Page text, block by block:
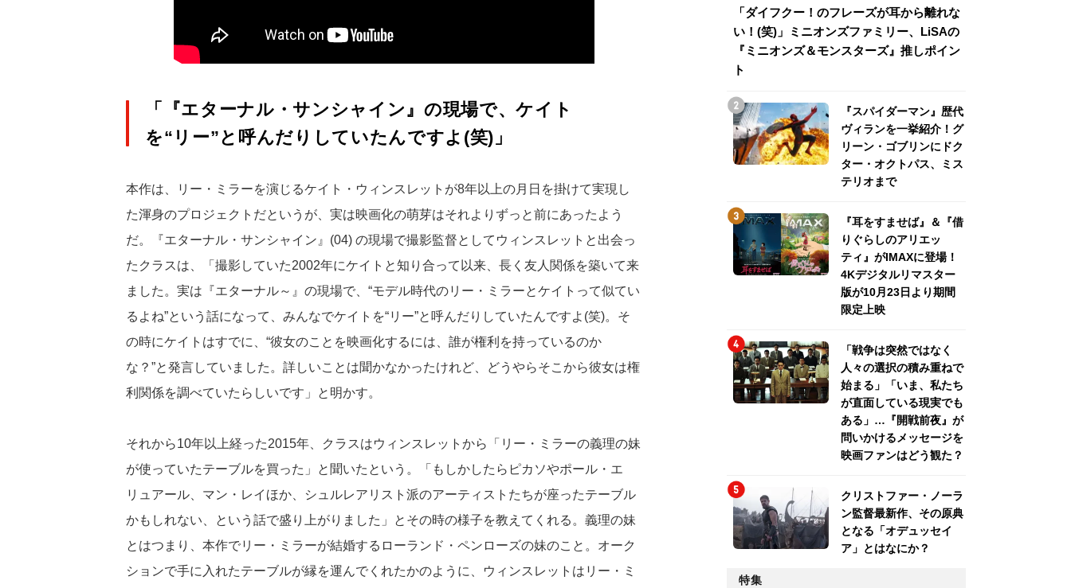
「『エターナル・サンシャイン』の現場で、ケイト
を“リー”と呼んだりしていたんですよ(笑)」
本作は、リー・ミラーを演じるケイト・ウィンスレットが8年以上の月日を掛けて実現し
た渾身のプロジェクトだというが、実は映画化の萌芽はそれよりずっと前にあったよう
だ。『エターナル・サンシャイン』(04) の現場で撮影監督としてウィンスレットと出会っ
たクラスは、「撮影していた2002年にケイトと知り合って以来、長く友人関係を築いて来
ました。実は『エターナル～』の現場で、“モデル時代のリー・ミラーとケイトって似てい
るよね”という話になって、みんなでケイトを“リー”と呼んだりしていたんですよ(笑)。そ
の時にケイトはすでに、“彼女のことを映画化するには、誰が権利を持っているのか
な？”と発言していました。詳しいことは聞かなかったけれど、どうやらそこから彼女は権
利関係を調べていたらしいです」と明かす。
それから10年以上経った2015年、クラスはウィンスレットから「リー・ミラーの義理の妹
が使っていたテーブルを買った」と聞いたという。「もしかしたらピカソやポール・エ
リュアール、マン・レイほか、シュルレアリスト派のアーティストたちが座ったテーブル
かもしれない、という話で盛り上がりました」とその時の様子を教えてくれる。義理の妹
とはつまり、本作でリー・ミラーが結婚するローランド・ペンローズの妹のこと。オーク
ションで手に入れたテーブルが縁を運んでくれたかのように、ウィンスレットはリー・ミ
「ダイフクー！のフレーズが耳から離れな
い！(笑)」ミニオンズファミリー、LiSAの
『ミニオンズ＆モンスターズ』推しポイン
ト
『スパイダーマン』歴代
ヴィランを一挙紹介！グ
リーン・ゴブリンにドク
ター・オクトパス、ミス
テリオまで
『耳をすませば』＆『借
りぐらしのアリエッ
ティ』がIMAXに登場！
4Kデジタルリマスター
版が10月23日より期間
限定上映
「戦争は突然ではなく
人々の選択の積み重ねで
始まる」「いま、私たち
が直面している現実でも
ある」…『開戦前夜』が
問いかけるメッセージを
映画ファンはどう観た？
クリストファー・ノーラ
ン監督最新作、その原典
となる「オデュッセイ
ア」とはなにか？
特集